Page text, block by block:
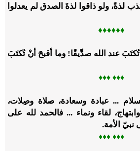
لذةً، ولو ذاقوا لذةَ الصدق لم يعدلوا
♦♦
♦♦
♦♦
عند الله صدِّيقًا! وما أقبحَ أنْ تُكتَبَ
♦♦
♦ ♦
♦♦
... عبادة وسعادة، صلاة وصِلات،
لقاء ونماء ... فالحمد لله على
نبيّ الأمة.
♦♦
♦ ♦
♦♦